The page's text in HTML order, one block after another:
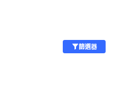
篩選器